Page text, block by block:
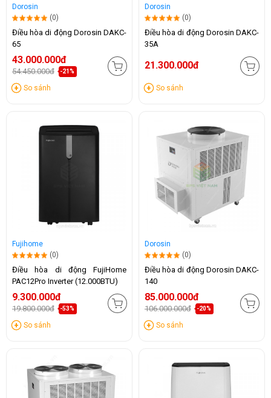
Dorosin
(0)
Điều hòa di động Dorosin DAKC-
65
43.000.000đ
54.450.000đ -21%
So sánh
Dorosin
(0)
Điều hòa di động Dorosin DAKC-
35A
21.300.000đ
So sánh
Fujihome
(0)
Điều hòa di động FujiHome
PAC12Pro Inverter (12.000BTU)
9.300.000đ
19.800.000đ -53%
So sánh
Dorosin
(0)
Điều hòa di động Dorosin DAKC-
140
85.000.000đ
106.000.000đ -20%
So sánh